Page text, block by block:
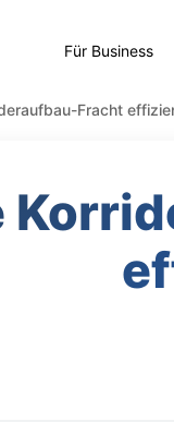
Für Business
Fracht